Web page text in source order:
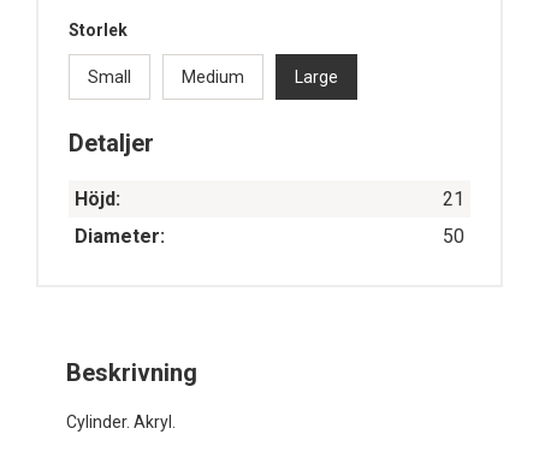
Storlek
Small Medium Large
Detaljer
Höjd:
21
Diameter:
50
Beskrivning
Cylinder. Akryl.